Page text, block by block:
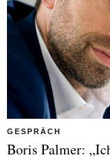
GESPRÄCH
Boris Palmer: